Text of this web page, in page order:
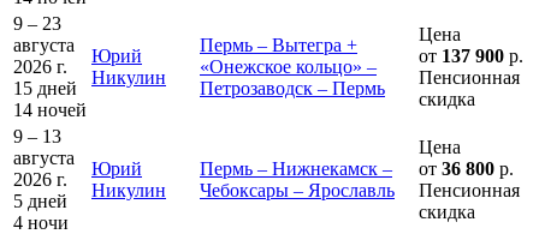
9 – 23
августа
2026 г.
15 дней
14 ночей
Юрий
Никулин
Пермь – Вытегра +
«Онежское кольцо» –
Петрозаводск – Пермь
Цена
от 137 900 р.
Пенсионная
скидка
9 – 13
августа
2026 г.
5 дней
4 ночи
Юрий
Никулин
Пермь – Нижнекамск –
Чебоксары – Ярославль
Цена
от 36 800 р.
Пенсионная
скидка